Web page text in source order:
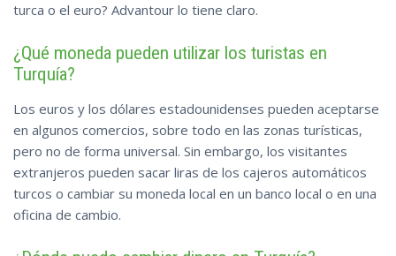
turca o el euro? Advantour lo tiene claro.
¿Qué moneda pueden utilizar los turistas en
Turquía?
Los euros y los dólares estadounidenses pueden aceptarse
en algunos comercios, sobre todo en las zonas turísticas,
pero no de forma universal. Sin embargo, los visitantes
extranjeros pueden sacar liras de los cajeros automáticos
turcos o cambiar su moneda local en un banco local o en una
oficina de cambio.